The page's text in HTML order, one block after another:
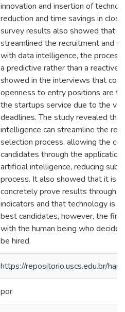
innovation and insertion of
reduction and time savings in
survey results also showed that
streamlined the recruitment and
with data intelligence, the process
a predictive rather than a reactive
showed in the interviews that
openness to entry positions are
the startups service due to the
deadlines. The study revealed
intelligence can streamline the
selection process, allowing the
candidates through the
artificial intelligence, reducing
process. It also showed that it is
concretely prove results through
indicators and that technology is a
best candidates, however, the
with the human being who
be hired.
https://repositorio.uscs.edu.br/
por